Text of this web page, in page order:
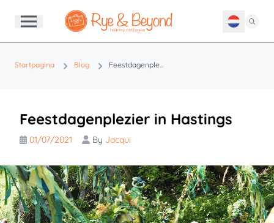
Startpagina Blog Feestdagenplezier in Hastings
Feestdagenplezier in Hastings
01/07/2021 By Jacqui